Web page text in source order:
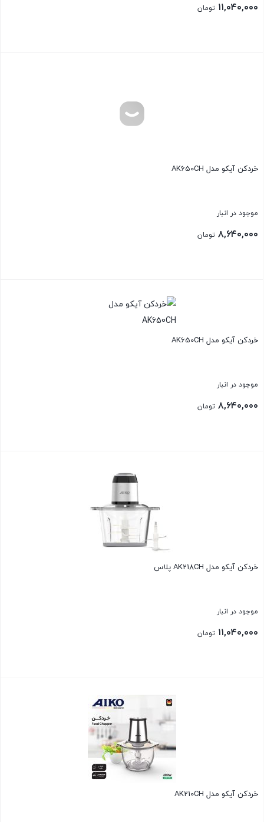
۱۱,۰۴۰,۰۰۰ تومان
خردکن آیکو مدل AK650CH
موجود در انبار
۸,۶۴۰,۰۰۰ تومان
خردکن آیکو مدل AK650CH
موجود در انبار
۸,۶۴۰,۰۰۰ تومان
خردکن آیکو مدل AK218CH پلاس
موجود در انبار
۱۱,۰۴۰,۰۰۰ تومان
خردکن آیکو مدل AK210CH